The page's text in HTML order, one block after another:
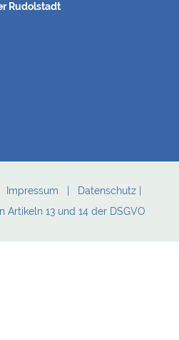
Rudolstadt
Impressum Datenschutz|
Artikeln 13 und 14 der DSGVO